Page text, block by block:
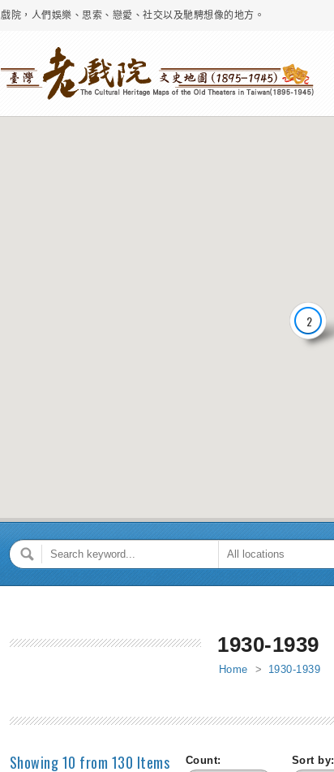
戲院，人們娛樂、思索、戀愛、社交以及馳騁想像的地方。
2
1930-1939
Home > 1930-1939
Showing 10 from 130 Items Count: Sort by: